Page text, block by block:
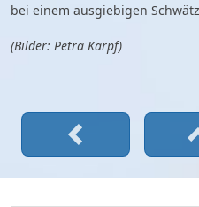
bei einem ausgiebigen
(Bilder: Petra Karpf)